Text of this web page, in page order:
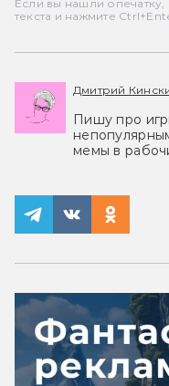
Если вы нашли
текста и нажмите
Дмитрий
Пишу про
мемы в